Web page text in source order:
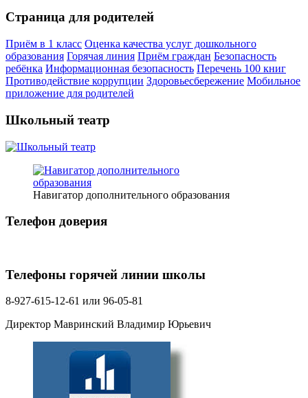
Страница для родителей
Приём в 1 класс Оценка качества услуг дошкольного
образования Горячая линия Приём граждан Безопасность
ребёнка Информационная безопасность Перечень 100 книг
Противодействие коррупции Здоровьесбережение Мобильное
приложение для родителей
Школьный театр
Навигатор дополнительного образования
Телефон доверия
Телефоны горячей линии школы
8-927-615-12-61 или 96-05-81
Директор Мавринский Владимир Юрьевич